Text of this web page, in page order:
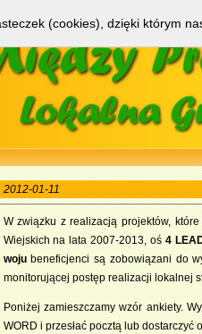
2012-01-11
W związ­ku z re­ali­za­cją pro­jek­tów,
Wiej­skich na la­ta 2007-2013, oś4
wo­jube­ne­fi­cjen­ci są zo­bo­wią­za­ni do
mo­ni­to­ru­ją­cej po­stęp re­ali­za­cji lo­kal­nej
Po­ni­żej za­miesz­cza­my wzór an­kie­ty.
WORD i prze­słać pocz­tą lub do­star­czyć
(cookies), dzięki którym